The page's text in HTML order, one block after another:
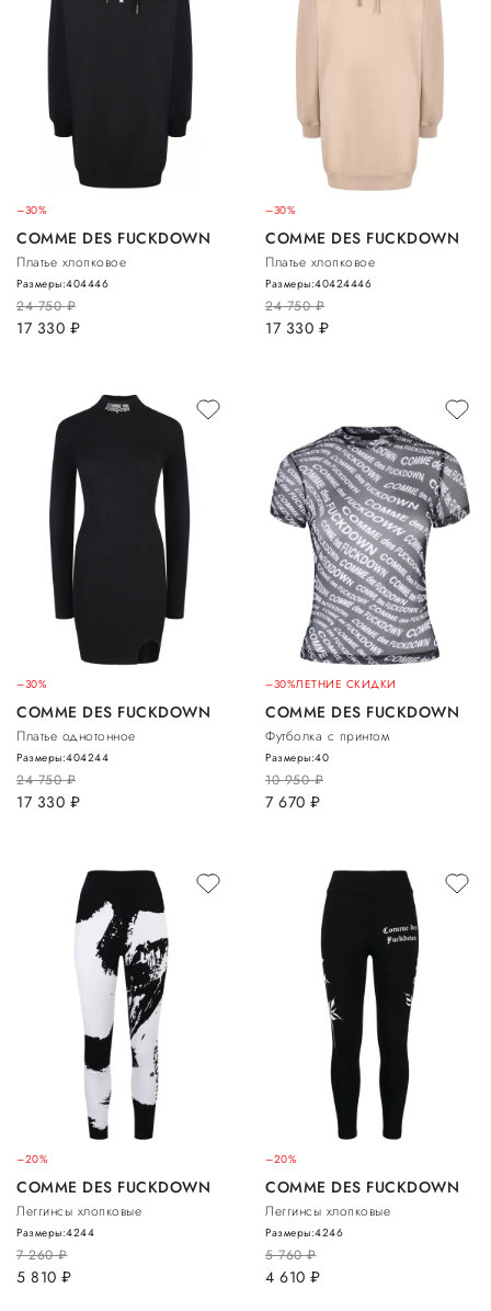
–30%
COMME DES FUCKDOWN
Платье хлопковое
24 750руб.
17 330 руб.
Размеры:404446
–30%
COMME DES FUCKDOWN
Платье хлопковое
24 750руб.
17 330 руб.
Размеры:40424446
–30%
COMME DES FUCKDOWN
Платье однотонное
24 750руб.
17 330 руб.
Размеры:404244
–30%ЛЕТНИЕ СКИДКИ
COMME DES FUCKDOWN
Футболка с принтом
10 950руб.
7 670 руб.
Размеры:40
–20%
COMME DES FUCKDOWN
Леггинсы хлопковые
7 260руб.
5 810 руб.
Размеры:4244
–20%
COMME DES FUCKDOWN
Леггинсы хлопковые
5 760руб.
4 610 руб.
Размеры:4246